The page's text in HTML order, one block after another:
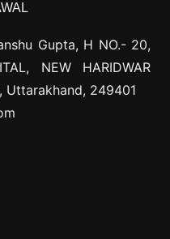
Gupta, H NO.- 20,
NEW HARIDWAR
Uttarakhand, 249401